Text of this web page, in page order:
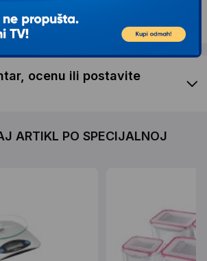
ocenu ili postavite
ARTIKL PO SPECIJALNOJ